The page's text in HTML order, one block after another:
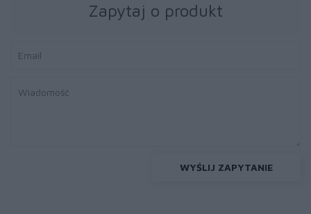
Zapytaj o produkt
WYŚLIJ ZAPYTANIE